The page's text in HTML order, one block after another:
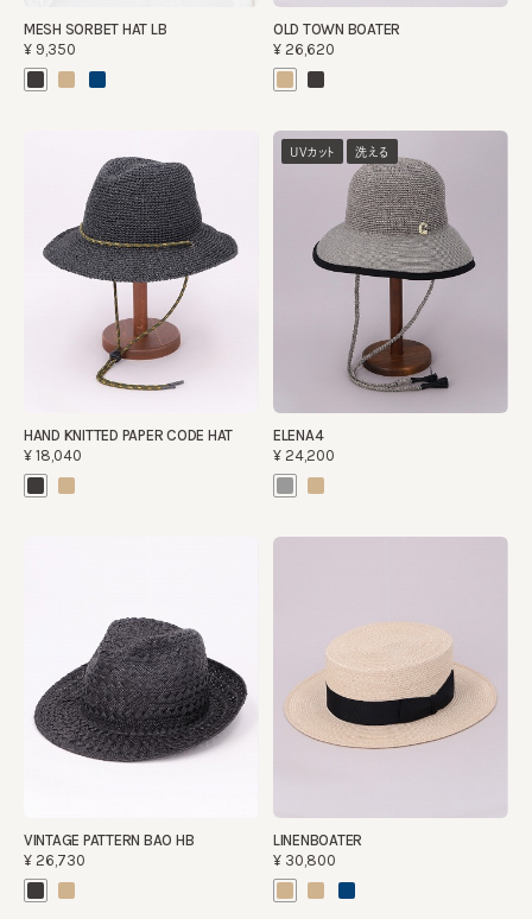
MESH SORBET HAT LB
¥9,350
OLD TOWN BOATER
¥26,620
HAND KNITTED PAPER CODE HAT
¥18,040
UVカット 洗える
ELENA4
¥24,200
VINTAGE PATTERN BAO HB
¥26,730
LINENBOATER
¥30,800